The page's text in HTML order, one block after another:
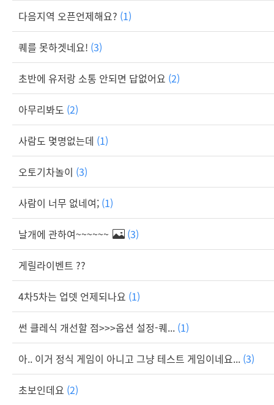
다음지역 오픈언제해요? (1)
퀘를 못하겟네요! (3)
초반에 유저랑 소통 안되면 답없어요 (2)
아무리봐도 (2)
사람도 몇명없는데 (1)
오토기차놀이 (3)
사람이 너무 없네여; (1)
날개에 관하여~~~~~~ (3)
게릴라이벤트 ??
4차5차는 업뎃 언제되나요 (1)
썬 클레식 개선할 점>>>옵션 설정-퀘... (1)
아.. 이거 정식 게임이 아니고 그냥 테스트 게임이네요... (3)
초보인데요 (2)